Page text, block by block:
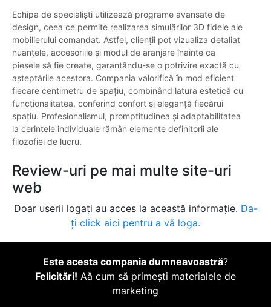
Echipa de specialiști utilizează programe avansate de
design, ceea ce permite realizarea simulărilor 3D fidele ale
mobilierului comandat. Astfel, clienții pot vizualiza detaliat
nuanțele, accesoriile și modul de aranjare înainte ca
piesele să fie create, garantându-se o potrivire exactă cu
așteptările acestora. Compania valorifică în mod eficient
fiecare centimetru de spațiu, combinând latura estetică cu
funcționalitatea, conferind confort și eleganță fiecărui
spațiu. Profesionalismul, promptitudinea și adaptabilitatea
la cerințele individuale rămân elemente definitorii ale
filozofiei de lucru.
Review-uri pe mai multe site-uri
web
Doar userii logați au acces la această informație. Da-
ți click aici pentru a vă loga.
Este acesta compania dumneavoastră?
Felicitări! Aă cum să primești materialele de
marketing